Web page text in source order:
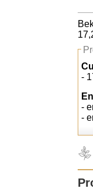
Koolhydraten
-
-
-